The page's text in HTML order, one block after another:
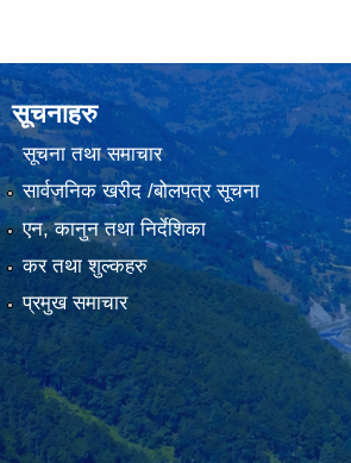
सूचनाहरु
सूचना तथा समाचार
सार्वजनिक खरीद /बोलपत्र सूचना
एन, कानुन तथा निर्देशिका
कर तथा शुल्कहरु
प्रमुख समाचार